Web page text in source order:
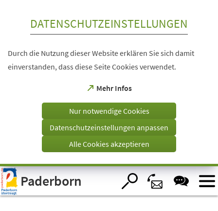
Visuelle
Assistenzsoftware
öffnen.
DATENSCHUTZEINSTELLUNGEN
Durch die Nutzung dieser Website erklären Sie sich damit
einverstanden, dass diese Seite Cookies verwendet.
Mehr Infos
(Öffnet
einem
Tab)
Nur notwendige Cookies
Datenschutzeinstellungen anpassen
Alle Cookies akzeptieren
Paderborn